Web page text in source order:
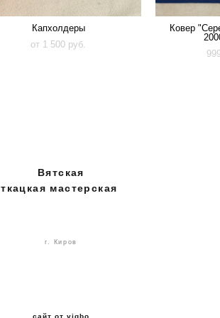
Капхолдеры
от 1 500 pуб.
Ковер
Вятская
ткацкая мастерская
г. Киров
сайт от vigbo